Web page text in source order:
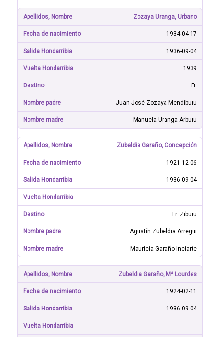
Zozaya Uranga, Urbano
1934-04-17
1936-09-04
1939
Fr.
Juan José Zozaya Mendiburu
Manuela Uranga Arburu
Zubeldia Garaño, Concepción
1921-12-06
1936-09-04
Fr. Ziburu
Agustín Zubeldia Arregui
Mauricia Garaño Inciarte
Zubeldia Garaño, Mª Lourdes
1924-02-11
1936-09-04